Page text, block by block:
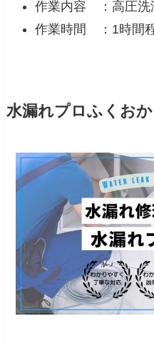
作業内容 ：高圧洗
作業時間 ：1時間
水漏れプロふくお